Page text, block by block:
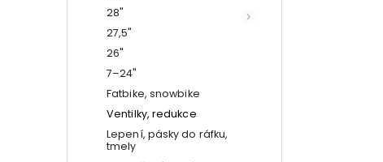
28"
27,5"
26"
7–24"
Fatbike, snowbike
Ventilky, redukce
Lepení, pásky do ráfku,
tmely